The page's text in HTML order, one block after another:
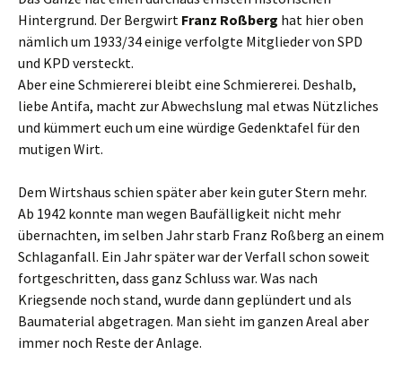
Hintergrund. Der Bergwirt Franz Roßberg hat hier oben
nämlich um 1933/34 einige verfolgte Mitglieder von SPD
und KPD versteckt.
Aber eine Schmiererei bleibt eine Schmiererei. Deshalb,
liebe Antifa, macht zur Abwechslung mal etwas Nützliches
und kümmert euch um eine würdige Gedenktafel für den
mutigen Wirt.
Dem Wirtshaus schien später aber kein guter Stern mehr.
Ab 1942 konnte man wegen Baufälligkeit nicht mehr
übernachten, im selben Jahr starb Franz Roßberg an einem
Schlaganfall. Ein Jahr später war der Verfall schon soweit
fortgeschritten, dass ganz Schluss war. Was nach
Kriegsende noch stand, wurde dann geplündert und als
Baumaterial abgetragen. Man sieht im ganzen Areal aber
immer noch Reste der Anlage.